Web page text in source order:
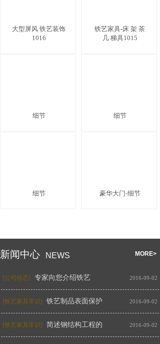
大型屏风 铁艺装饰
1016
铁艺家具-床 架 茶
几 梯具1015
细节 细节
细节 豪华大门-细节
[公司动态] 专家向您介绍铁艺 2016-09-02
[铁艺家具常识] 铁艺制品表面保护 2016-09-02
[铁艺家具常识] 简述钢结构工程的 2016-09-02
新闻中心 NEWS MORE>